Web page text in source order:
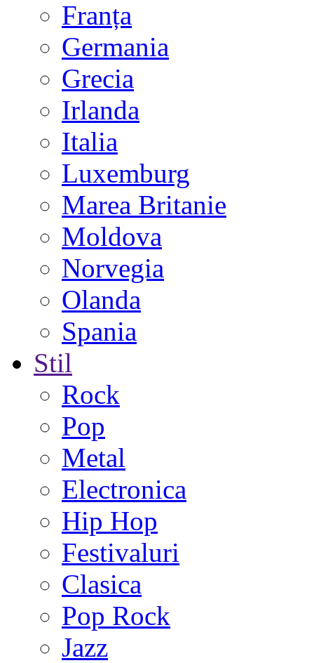
Franța
Germania
Grecia
Irlanda
Italia
Luxemburg
Marea Britanie
Moldova
Norvegia
Olanda
Spania
Stil
Rock
Pop
Metal
Electronica
Hip Hop
Festivaluri
Clasica
Pop Rock
Jazz